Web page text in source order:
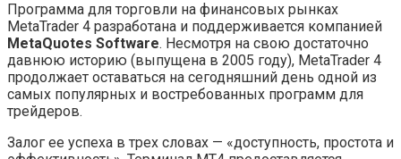
Программа для торговли на финансовых рынках
MetaTrader 4 разработана и поддерживается компанией
MetaQuotes Software. Несмотря на свою достаточно
давнюю историю (выпущена в 2005 году), MetaTrader 4
продолжает оставаться на сегодняшний день одной из
самых популярных и востребованных программ для
трейдеров.
Залог ее успеха в трех словах — «доступность, простота и